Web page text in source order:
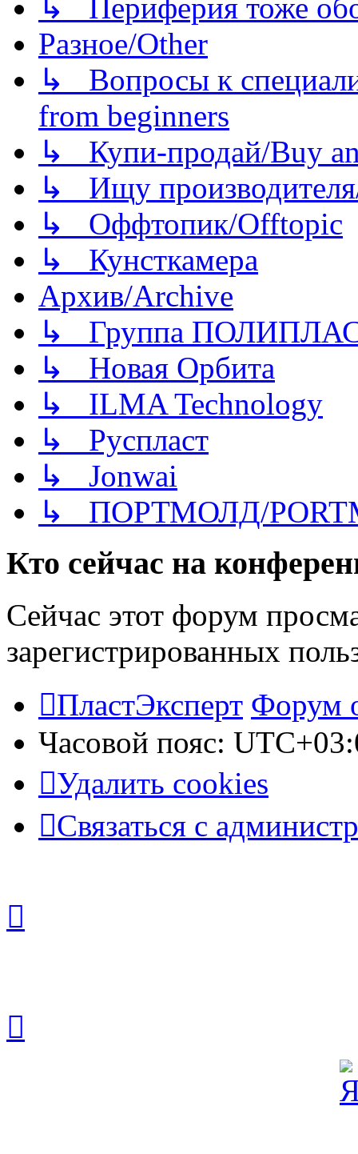
↳ Периферия тоже
Разное/Other
↳ Вопросы к
from beginners
↳ Купи-продай/Buy
↳ Ищу
↳ Оффтопик/Offtopic
↳ Кунсткамера
Архив/Archive
↳ Группа
↳ Новая Орбита
↳ ILMA Technology
↳ Руспласт
↳ Jonwai
↳ ПОРТМОЛД/
Кто сейчас на
Сейчас этот форум
зарегистрированных
ПластЭксперт Форум
Часовой пояс:
Удалить cookies
Связаться с